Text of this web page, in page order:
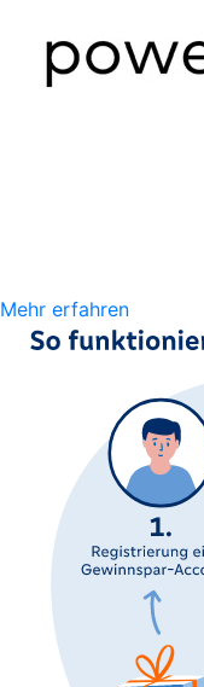
Mehr erfahren